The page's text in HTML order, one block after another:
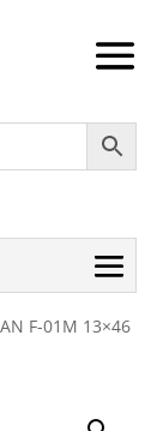
F-01M 13×46